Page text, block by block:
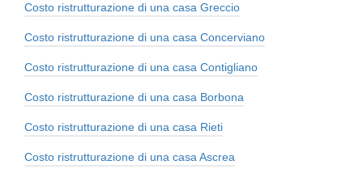
Costo ristrutturazione di una casa Greccio
Costo ristrutturazione di una casa Concerviano
Costo ristrutturazione di una casa Contigliano
Costo ristrutturazione di una casa Borbona
Costo ristrutturazione di una casa Rieti
Costo ristrutturazione di una casa Ascrea